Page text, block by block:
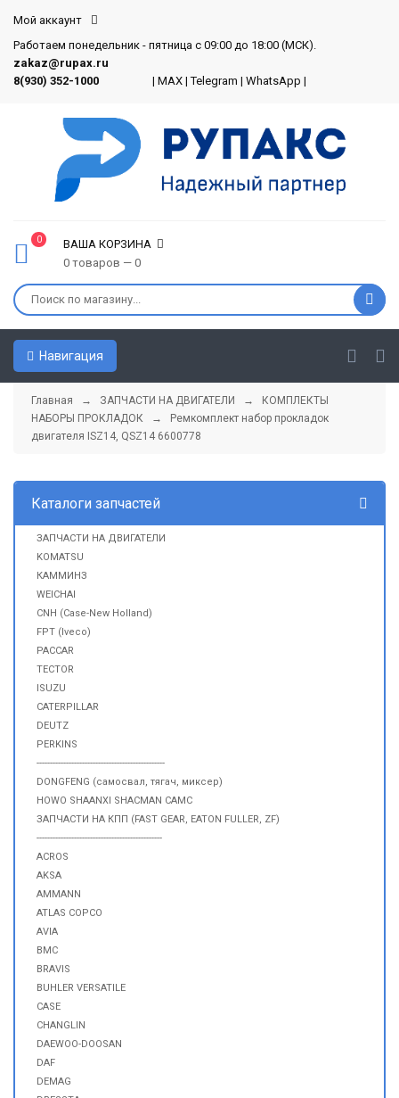
Мой аккаунт
Работаем понедельник - пятница с 09:00 до 18:00 (МСК).
zakaz@rupax.ru
8(930) 352-1000
| MAX |Telegram | WhatsApp |
0
ВАША КОРЗИНА
0 товаров — 0
Навигация
Главная → ЗАПЧАСТИ НА ДВИГАТЕЛИ →
КОМПЛЕКТЫ
НАБОРЫ ПРОКЛАДОК
→ Ремкомплект набор прокладок
двигателя ISZ14, QSZ14 6600778
Каталоги запчастей
ЗАПЧАСТИ НА ДВИГАТЕЛИ
KOMATSU
КАММИНЗ
WEICHAI
CNH (Case-New Holland)
FPT (Iveco)
PACCAR
TECTOR
ISUZU
CATERPILLAR
DEUTZ
PERKINS
------------------------------------------------
DONGFENG (самосвал, тягач, миксер)
HOWO SHAANXI SHACMAN CAMC
ЗАПЧАСТИ НА КПП (FAST GEAR, EATON FULLER, ZF)
-----------------------------------------------
ACROS
AKSA
AMMANN
ATLAS COPCO
AVIA
BMC
BRAVIS
BUHLER VERSATILE
CASE
CHANGLIN
DAEWOO-DOOSAN
DAF
DEMAG